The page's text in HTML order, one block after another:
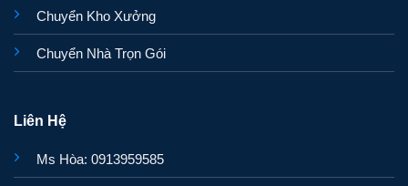
Chuyển Kho Xưởng
Chuyển Nhà Trọn Gói
Liên Hệ
Ms Hòa: 0913959585